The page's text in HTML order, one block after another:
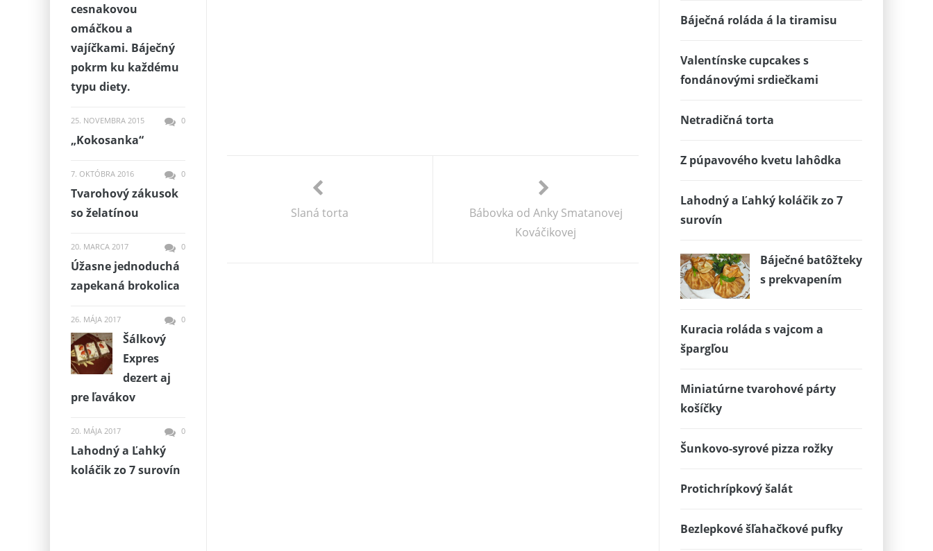
Slaná torta
Bábovka od Anky Smatanovej
Kováčikovej
Báječná roláda á la tiramisu
Valentínske cupcakes s
fondánovými srdiečkami
Netradičná torta
Z púpavového kvetu lahôdka
Lahodný a Ľahký koláčik zo 7
surovín
Báječné batôžteky
s prekvapením
Kuracia roláda s vajcom a
špargľou
Miniatúrne tvarohové párty
košíčky
Šunkovo-syrové pizza rožky
Protichrípkový šalát
Bezlepkové šľahačkové pufky
cesnakovou
omáčkou a
vajíčkami. Báječný
pokrm ku každému
typu diety.
25. NOVEMBRA 2015 0
„Kokosanka“
7. OKTÓBRA 2016 0
Tvarohový zákusok
so želatínou
20. MARCA 2017 0
Úžasne jednoduchá
zapekaná brokolica
26. MÁJA 2017 0
Šálkový
Expres
dezert aj
pre ľavákov
20. MÁJA 2017 0
Lahodný a Ľahký
koláčik zo 7 surovín